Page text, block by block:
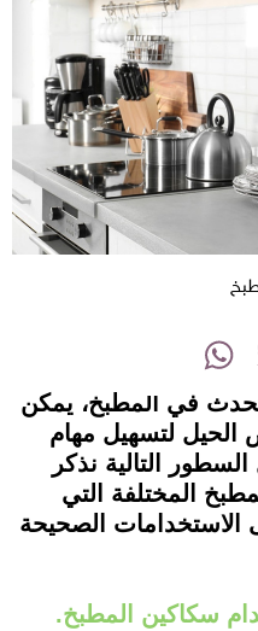
WhatsApp
في المطبخ، يمكن
الحيل لتسهيل مهام
التالية نذكر
المختلفة التي
الاستخدامات الصحيحة